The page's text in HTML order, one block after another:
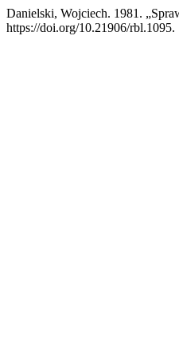
Danielski, Wojciech. 1981.
https://doi.org/10.21906/rbl.1095.